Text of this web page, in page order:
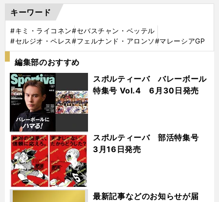
キーワード
#キミ・ライコネン#セバスチャン・ベッテル
#セルジオ・ペレス#フェルナンド・アロンソ#マレーシアGP
編集部のおすすめ
スポルティーバ バレーボール
特集号 Vol.4 6月30日発売
スポルティーバ 部活特集号
3月16日発売
最新記事などのお知らせが届